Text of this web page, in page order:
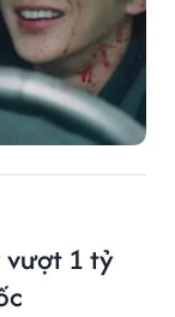
vượt 1 tỷ